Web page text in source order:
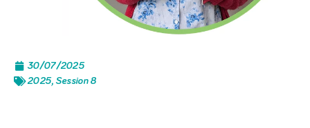
30/07/2025
2025, Session 8